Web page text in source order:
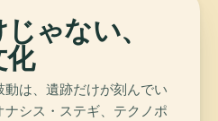
ゃない、
化
動は、遺跡だけが刻んでい
ナシス・ステギ、テクノポ